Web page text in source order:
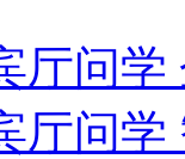
厅问学
厅问学